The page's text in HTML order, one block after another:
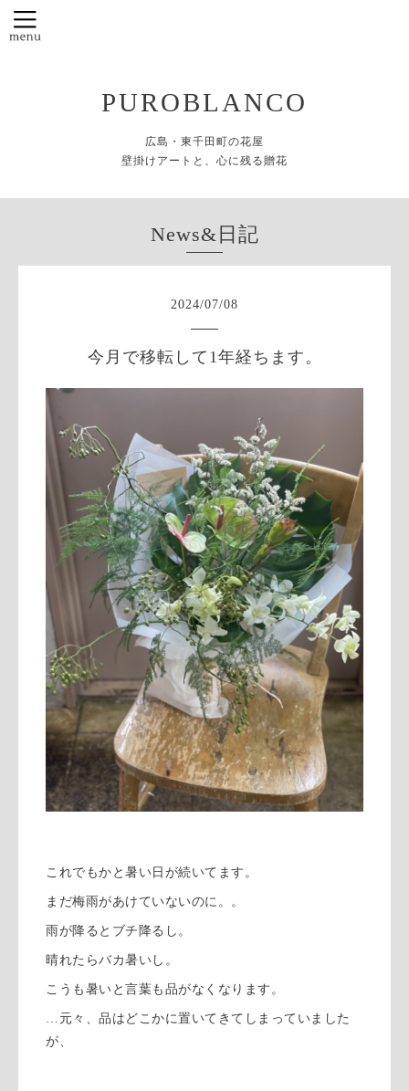
PUROBLANCO
広島・東千田町の花屋
壁掛けアートと、心に残る贈花
News&日記
2024/07/08
今月で移転して1年経ちます。
これでもかと暑い日が続いてます。
まだ梅雨があけていないのに。。
雨が降るとブチ降るし。
晴れたらバカ暑いし。
こうも暑いと言葉も品がなくなります。
…元々、品はどこかに置いてきてしまっていました
が、